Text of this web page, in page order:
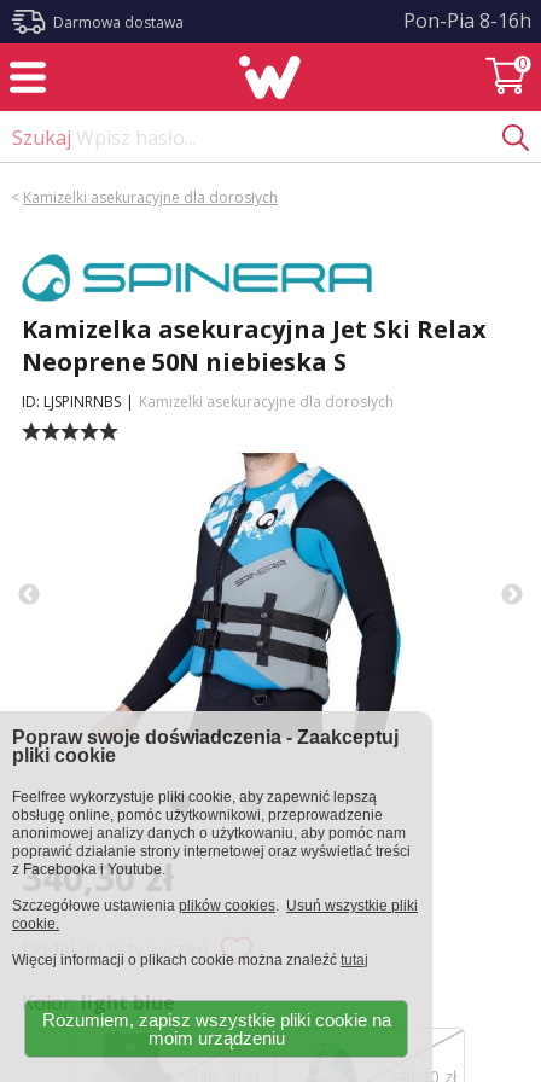
Darmowa dostawa Pon-Pia 8-16h
0
Szukaj Wpisz hasło...
< Kamizelki asekuracyjne dla dorosłych
Kamizelka asekuracyjna Jet Ski Relax
Neoprene 50N niebieska S
ID: LJSPINRNBS | Kamizelki asekuracyjne dla dorosłych
340,30 zł
Dodaj do listy życzeń
Kolor: light blue
340,30 zł
Popraw swoje doświadczenia - Zaakceptuj
pliki cookie
Feelfree wykorzystuje pliki cookie, aby zapewnić lepszą
obsługę online, pomóc użytkownikowi, przeprowadzenie
anonimowej analizy danych o użytkowaniu, aby pomóc nam
poprawić działanie strony internetowej oraz wyświetlać treści
z Facebooka i Youtube.
Szczegółowe ustawienia plików cookies. Usuń wszystkie pliki
cookie.
Więcej informacji o plikach cookie można znaleźć tutaj
Rozumiem, zapisz wszystkie pliki cookie na
moim urządzeniu
?>